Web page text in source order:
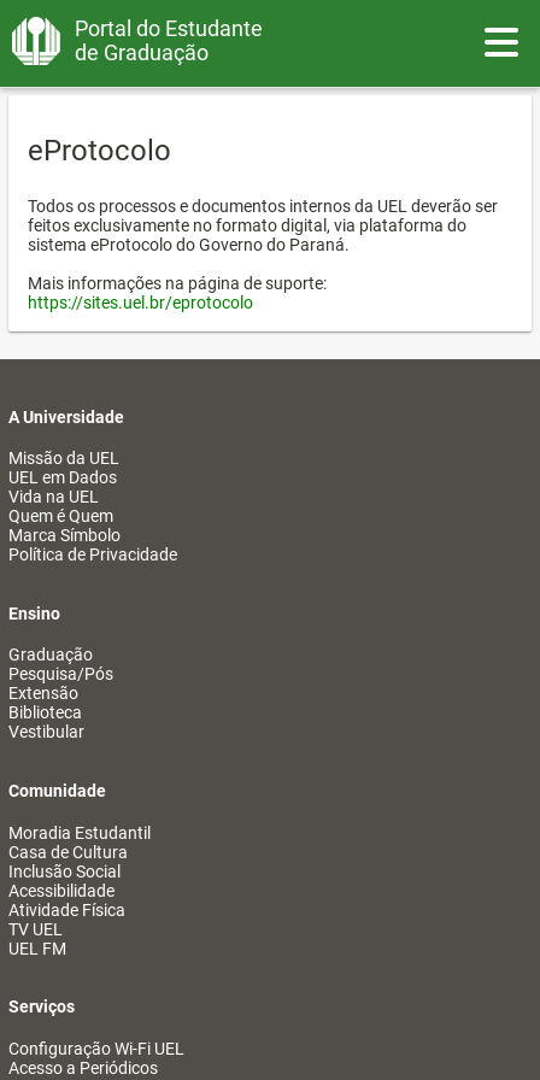
Portal do Estudante
de Graduação
eProtocolo
Todos os processos e documentos internos da UEL deverão ser
feitos exclusivamente no formato digital, via plataforma do
sistema eProtocolo do Governo do Paraná.
Mais informações na página de suporte:
https://sites.uel.br/eprotocolo
A Universidade
Missão da UEL
UEL em Dados
Vida na UEL
Quem é Quem
Marca Símbolo
Política de Privacidade
Ensino
Graduação
Pesquisa/Pós
Extensão
Biblioteca
Vestibular
Comunidade
Moradia Estudantil
Casa de Cultura
Inclusão Social
Acessibilidade
Atividade Física
TV UEL
UEL FM
Serviços
Configuração Wi-Fi UEL
Acesso a Periódicos